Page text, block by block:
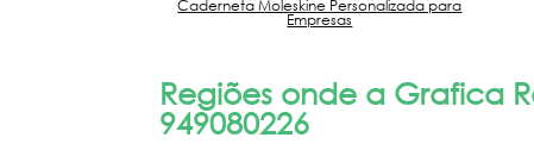
Caderneta Moleskine Personalizada para
Empresas
Regiões onde a Grafica
949080226